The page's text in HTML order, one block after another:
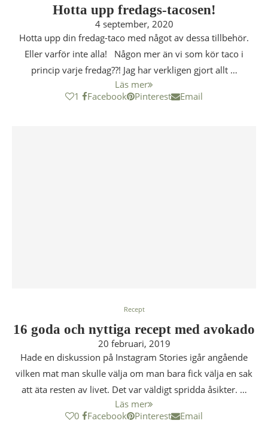
Hotta upp fredags-tacosen!
4 september, 2020
Hotta upp din fredag-taco med något av dessa tillbehör.
Eller varför inte alla! Någon mer än vi som kör taco i
princip varje fredag??! Jag har verkligen gjort allt …
Läs mer
1
Facebook Pinterest Email
Recept
16 goda och nyttiga recept med avokado
20 februari, 2019
Hade en diskussion på Instagram Stories igår angående
vilken mat man skulle välja om man bara fick välja en sak
att äta resten av livet. Det var väldigt spridda åsikter. …
Läs mer
0
Facebook Pinterest Email